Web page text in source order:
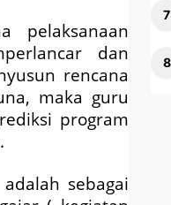
pelaksanaan
dan
rencana
maka guru
program
sebagai